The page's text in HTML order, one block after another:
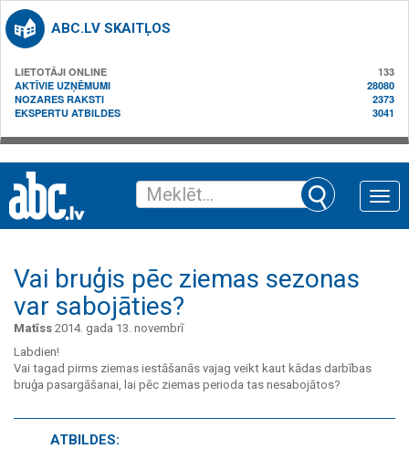
ABC.LV SKAITĻOS
LIETOTĀJI ONLINE
133
AKTĪVIE UZŅĒMUMI
28080
NOZARES RAKSTI
2373
EKSPERTU ATBILDES
3041
Toggle
Vai bruģis pēc ziemas sezonas
var sabojāties?
Matīss 2014. gada 13. novembrī
Labdien!
Vai tagad pirms ziemas iestāšanās vajag veikt kaut kādas darbības
bruģa pasargāšanai, lai pēc ziemas perioda tas nesabojātos?
ATBILDES: